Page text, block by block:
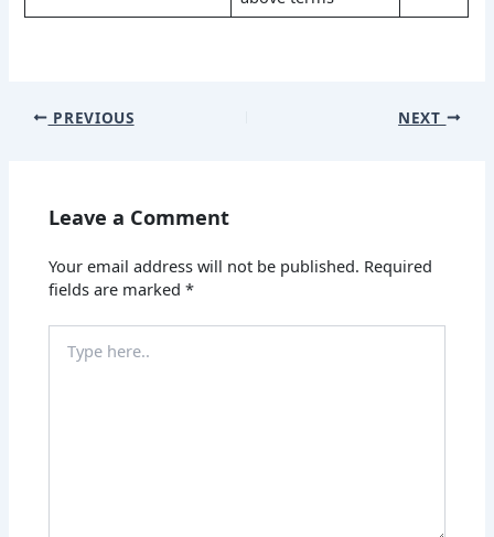
PREVIOUS NEXT
Leave a Comment
Your email address will not be published. Required
fields are marked*
here..